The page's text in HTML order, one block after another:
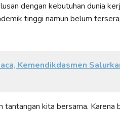
dengan kebutuhan dunia
tinggi namun belum
Kemendikdasmen
tantangan kita bersama. Karena